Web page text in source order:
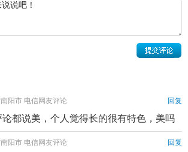
也少。因为长相不同，她常被小朋友欺
家跟妈妈说想把头发染黑。而第一次发现
谁，可也慢慢建立了一点自信而因为从小
影、京剧等表演艺术，许玮甯从高中到大
科系，即使后来想做的事情一直变来变
一不变的梦想。
阳市 电信网友评论 回复
都说美，个人觉得长的很有特色，美吗
阳市 电信网友评论 回复